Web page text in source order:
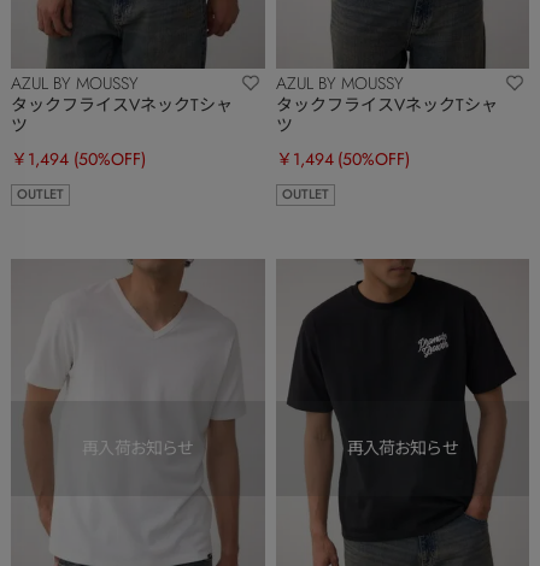
AZUL BY MOUSSY
タックフライスVネックTシャ
ツ
￥1,494 (50%OFF)
OUTLET
AZUL BY MOUSSY
タックフライスVネックTシャ
ツ
￥1,494 (50%OFF)
OUTLET